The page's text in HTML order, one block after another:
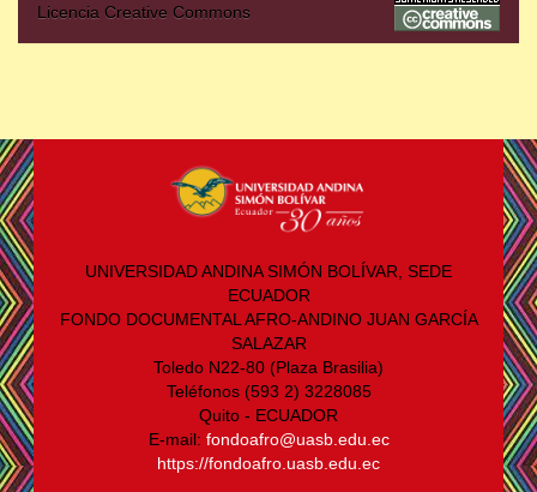
Licencia Creative Commons
UNIVERSIDAD ANDINA SIMÓN BOLÍVAR, SEDE
ECUADOR
FONDO DOCUMENTAL AFRO-ANDINO JUAN GARCÍA
SALAZAR
Toledo N22-80 (Plaza Brasilia)
Teléfonos (593 2) 3228085
Quito - ECUADOR
E-mail: fondoafro@uasb.edu.ec
https://fondoafro.uasb.edu.ec